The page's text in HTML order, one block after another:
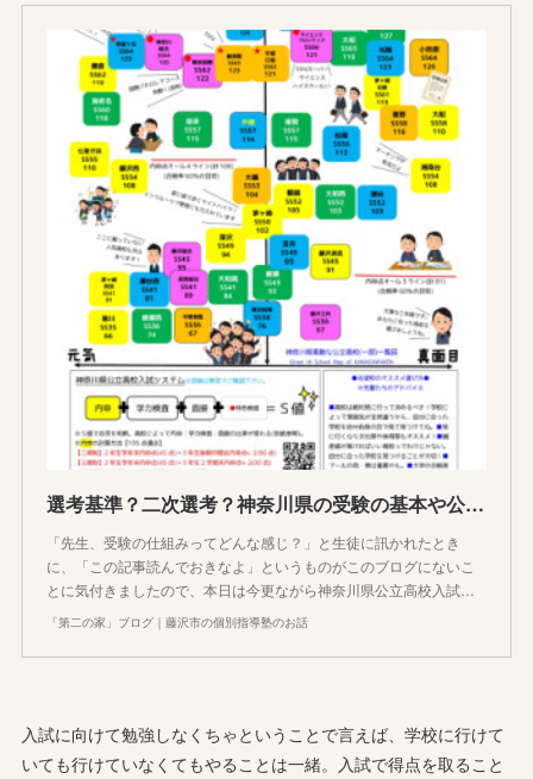
選考基準？二次選考？神奈川県の受験の基本や公立高校入試の仕組みをシンプルに説明してみた
「先生、受験の仕組みってどんな感じ？」と生徒に訊かれたとき
に、「この記事読んでおきなよ」というものがこのブログにないこ
とに気付きましたので、本日は今更ながら神奈川県公立高校入試…
「第二の家」ブログ｜藤沢市の個別指導塾のお話
入試に向けて勉強しなくちゃということで言えば、学校に行けて
いても行けていなくてもやることは一緒。入試で得点を取ること